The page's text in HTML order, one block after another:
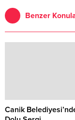
Benzer
Canik